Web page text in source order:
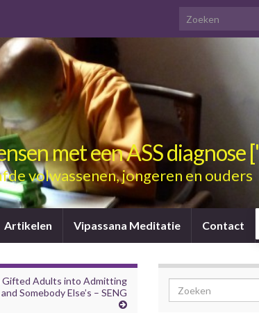
Search for:
met een ASS diagnose
volwassenen, jongeren en ouders
Artikelen Vipassana Meditatie Contact
Gifted Adults into Admitting
Somebody Else’s – SENG
Search for: